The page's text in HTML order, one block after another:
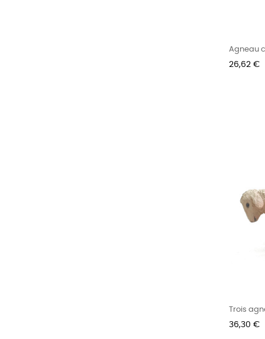
Agneau
Prix
26,62 €
Trois
Prix
36,30 €